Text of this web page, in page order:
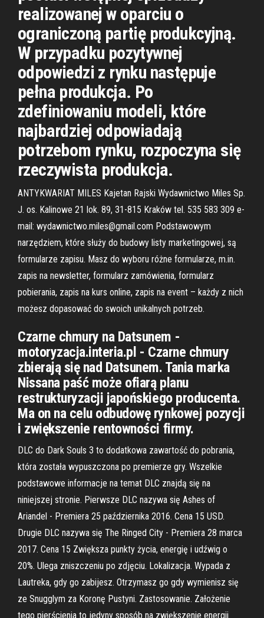
realizowanej w oparciu o
ograniczoną partię produkcyjną.
W przypadku pozytywnej
odpowiedzi z rynku następuje
pełna produkcja. Po
zdefiniowaniu modeli, które
najbardziej odpowiadają
potrzebom rynku, rozpoczyna się
rzeczywista produkcja.
ANTYKWARIAT MILES Kajetan Rajski Wydawnictwo Miles Sp.
J. os. Kalinowe 21 lok. 89, 31-815 Kraków tel. 535 583 309 e-
mail: wydawnictwo.miles@gmail.com Podstawowym
narzędziem, które służy do budowy listy marketingowej, są
formularze zapisu. Masz do wyboru różne formularze, m.in.
zapis na newsletter, formularz zamówienia, formularz
pobierania, zapis na kurs online, zapis na event – każdy z nich
możesz dopasować do swoich unikalnych potrzeb.
Czarne chmury na Datsunem -
motoryzacja.interia.pl - Czarne chmury
zbierają się nad Datsunem. Tania marka
Nissana paść może ofiarą planu
restrukturyzacji japońskiego producenta.
Ma on na celu odbudowę rynkowej pozycji
i zwiększenie rentowności firmy.
DLC do Dark Souls 3 to dodatkowa zawartość do pobrania,
która została wypuszczona po premierze gry. Wszelkie
podstawowe informacje na temat DLC znajdą się na
niniejszej stronie. Pierwsze DLC nazywa się Ashes of
Ariandel - Premiera 25 października 2016. Cena 15 USD.
Drugie DLC nazywa się The Ringed City - Premiera 28 marca
2017. Cena 15 Zwiększa punkty życia, energię i udźwig o
20%. Ulega zniszczeniu po zdjęciu. Lokalizacja. Wypada z
Lautreka, gdy go zabijesz. Otrzymasz go gdy wymienisz się
ze Snugglym za Koronę Pustyni. Zastosowanie. Założenie
tego pierścienia to jedyny sposób na zwiększenie energii